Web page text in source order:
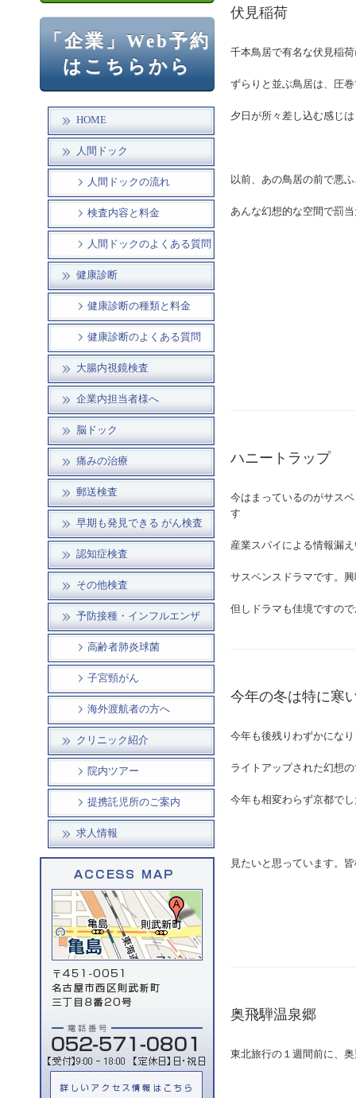
「企業」Web予約
はこちらから
HOME
人間ドック
人間ドックの流れ
検査内容と料金
人間ドックのよくある質問
健康診断
健康診断の種類と料金
健康診断のよくある質問
大腸内視鏡検査
企業内担当者様へ
脳ドック
痛みの治療
郵送検査
早期も発見できる がん検査
認知症検査
その他検査
予防接種・インフルエンザ
高齢者肺炎球菌
子宮頸がん
海外渡航者の方へ
クリニック紹介
院内ツアー
提携託児所のご案内
求人情報
伏見稲荷
千本鳥居で有名な伏見稲
ずらりと並ぶ鳥居は、圧
夕日が所々差し込む感じ
以前、あの鳥居の前で悪
あんな幻想的な空間で罰
ハニートラップ
今はまっているのがサス
す
産業スパイによる情報漏
サスペンスドラマです。
但しドラマも佳境ですの
今年の冬は特に寒
今年も後残りわずかにな
ライトアップされた幻想
今年も相変わらず京都で
見たいと思っています。
奥飛騨温泉郷
東北旅行の１週間前に、